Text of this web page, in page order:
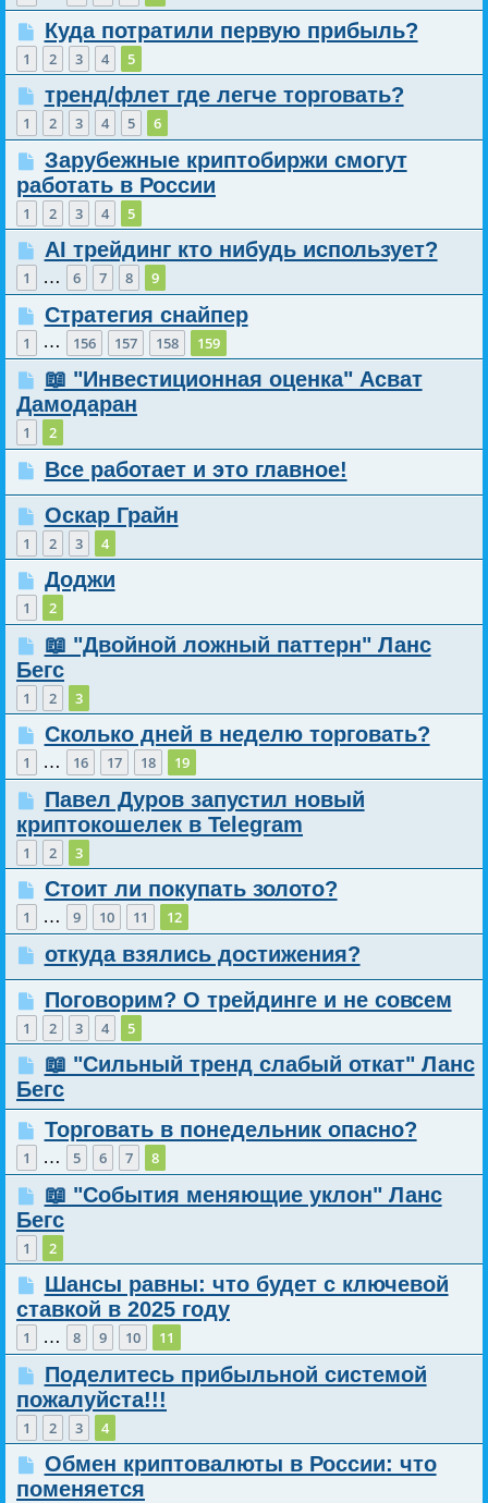
Куда потратили первую прибыль?
1 2 3 4 5
тренд/флет где легче торговать?
1 2 3 4 5 6
Зарубежные криптобиржи смогут
работать в России
1 2 3 4 5
AI трейдинг кто нибудь использует?
1 … 6 7 8 9
Стратегия снайпер
1 … 156 157 158 159
📖 "Инвестиционная оценка" Асват
Дамодаран
1 2
Все работает и это главное!
Оскар Грайн
1 2 3 4
Доджи
1 2
📖 "Двойной ложный паттерн" Ланс
Бегс
1 2 3
Сколько дней в неделю торговать?
1 … 16 17 18 19
Павел Дуров запустил новый
криптокошелек в Telegram
1 2 3
Стоит ли покупать золото?
1 … 9 10 11 12
откуда взялись достижения?
Поговорим? О трейдинге и не совсем
1 2 3 4 5
📖 "Сильный тренд слабый откат" Ланс
Бегс
Торговать в понедельник опасно?
1 … 5 6 7 8
📖 "События меняющие уклон" Ланс
Бегс
1 2
Шансы равны: что будет с ключевой
ставкой в 2025 году
1 … 8 9 10 11
Поделитесь прибыльной системой
пожалуйста!!!
1 2 3 4
Обмен криптовалюты в России: что
поменяется